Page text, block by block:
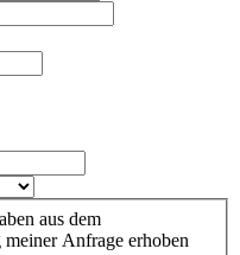
aus dem
Anfrage erhoben